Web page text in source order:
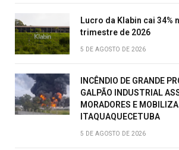
Lucro da Klabin cai 34%
trimestre de 2026
5 DE AGOSTO DE 2026
INCÊNDIO DE GRANDE
GALPÃO INDUSTRIAL
MORADORES E
ITAQUAQUECETUBA
5 DE AGOSTO DE 2026